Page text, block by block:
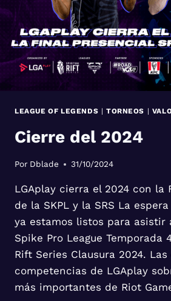
LEAGUE OF LEGENDS | TORNEOS |
Cierre del 2024
Por Dblade 31/10/2024
LGAplay cierra el 2024 con la
de la SKPL y la SRS La
ya estamos listos para asistir
Spike Pro League Temporada
Rift Series Clausura 2024. Las
competencias de LGAplay
más importantes de Riot